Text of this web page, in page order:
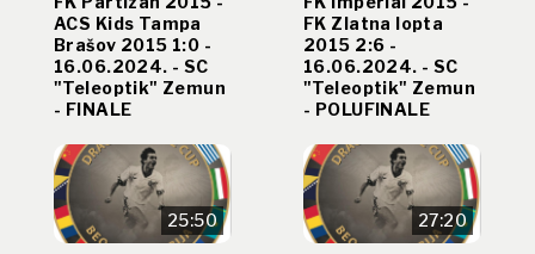
ACS Kids Tampa
Brašov 2015 1:0 -
16.06.2024. - SC
"Teleoptik" Zemun
- FINALE
FK Zlatna lopta
2015 2:6 -
16.06.2024. - SC
"Teleoptik" Zemun
- POLUFINALE
25:50 27:20